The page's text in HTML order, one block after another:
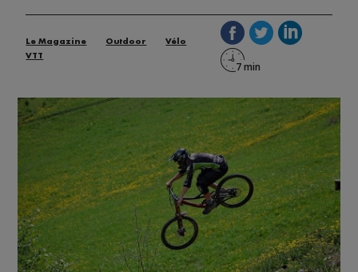
Le Magazine Outdoor
Vélo
VTT